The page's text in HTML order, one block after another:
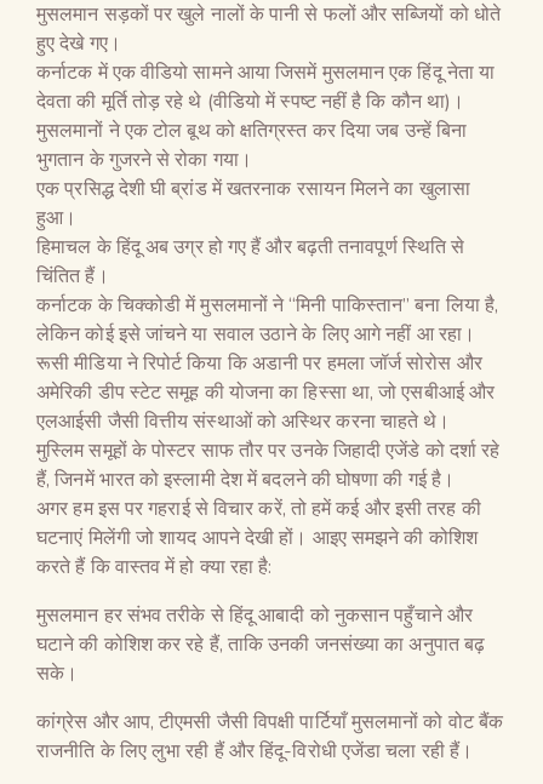
मुसलमान सड़कों पर खुले नालों के पानी से फलों और सब्जियों को धोते
हुए देखे गए।
कर्नाटक में एक वीडियो सामने आया जिसमें मुसलमान एक हिंदू नेता या
देवता की मूर्ति तोड़ रहे थे (वीडियो में स्पष्ट नहीं है कि कौन था)।
मुसलमानों ने एक टोल बूथ को क्षतिग्रस्त कर दिया जब उन्हें बिना
भुगतान के गुजरने से रोका गया।
एक प्रसिद्ध देशी घी ब्रांड में खतरनाक रसायन मिलने का खुलासा
हुआ।
हिमाचल के हिंदू अब उग्र हो गए हैं और बढ़ती तनावपूर्ण स्थिति से
चिंतित हैं।
कर्नाटक के चिक्कोडी में मुसलमानों ने “मिनी पाकिस्तान” बना लिया है,
लेकिन कोई इसे जांचने या सवाल उठाने के लिए आगे नहीं आ रहा।
रूसी मीडिया ने रिपोर्ट किया कि अडानी पर हमला जॉर्ज सोरोस और
अमेरिकी डीप स्टेट समूह की योजना का हिस्सा था, जो एसबीआई और
एलआईसी जैसी वित्तीय संस्थाओं को अस्थिर करना चाहते थे।
मुस्लिम समूहों के पोस्टर साफ तौर पर उनके जिहादी एजेंडे को दर्शा रहे
हैं, जिनमें भारत को इस्लामी देश में बदलने की घोषणा की गई है।
अगर हम इस पर गहराई से विचार करें, तो हमें कई और इसी तरह की
घटनाएं मिलेंगी जो शायद आपने देखी हों। आइए समझने की कोशिश
करते हैं कि वास्तव में हो क्या रहा है:
मुसलमान हर संभव तरीके से हिंदू आबादी को नुकसान पहुँचाने और
घटाने की कोशिश कर रहे हैं, ताकि उनकी जनसंख्या का अनुपात बढ़
सके।
कांग्रेस और आप, टीएमसी जैसी विपक्षी पार्टियाँ मुसलमानों को वोट बैंक
राजनीति के लिए लुभा रही हैं और हिंदू-विरोधी एजेंडा चला रही हैं।